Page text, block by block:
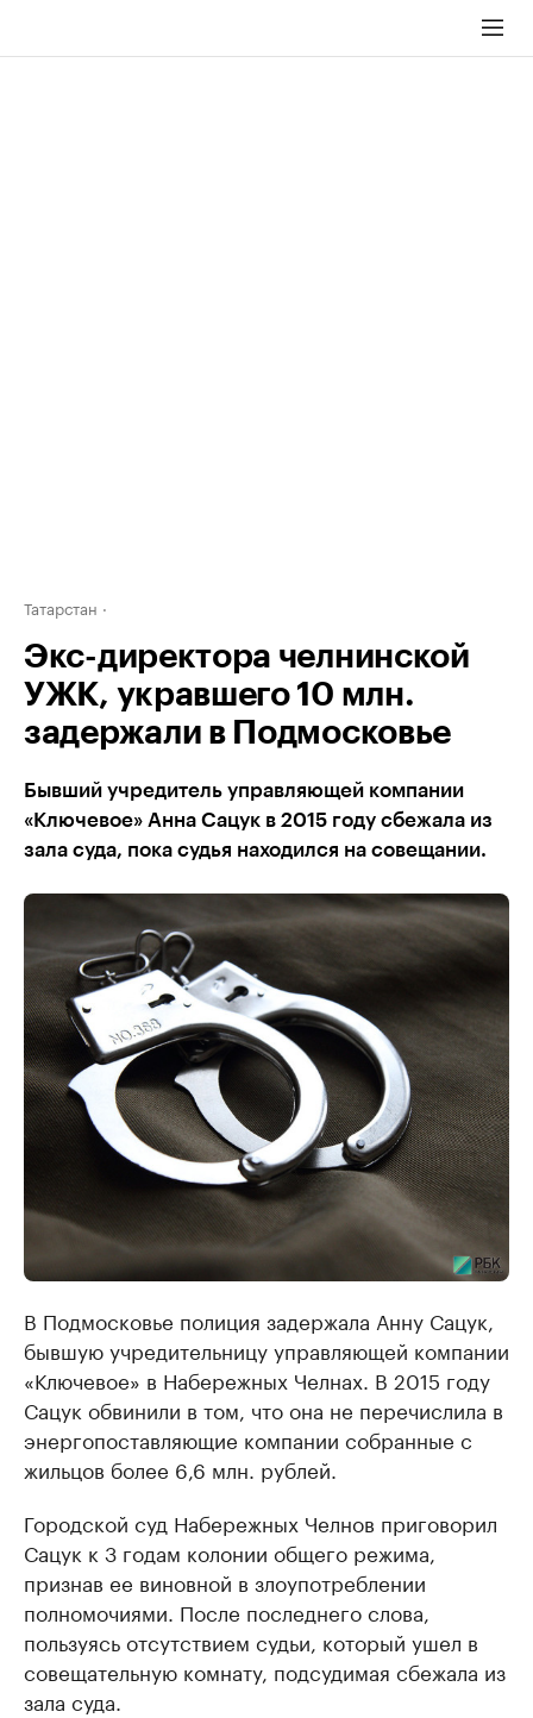
Татарстан
Экс-директора челнинской
УЖК, укравшего 10 млн.
задержали в Подмосковье
Бывший учредитель управляющей компании
«Ключевое» Анна Сацук в 2015 году сбежала из
зала суда, пока судья находился на совещании.
В Подмосковье полиция задержала Анну Сацук,
бывшую учредительницу управляющей компании
«Ключевое» в Набережных Челнах. В 2015 году
Сацук обвинили в том, что она не перечислила в
энергопоставляющие компании собранные с
жильцов более 6,6 млн. рублей.
Городской суд Набережных Челнов приговорил
Сацук к 3 годам колонии общего режима,
признав ее виновной в злоупотреблении
полномочиями. После последнего слова,
пользуясь отсутствием судьи, который ушел в
совещательную комнату, подсудимая сбежала из
зала суда.